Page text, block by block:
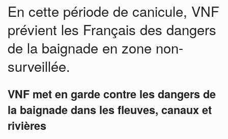
En cette période de canicule, VNF
prévient les Français des dangers
de la baignade en zone non-
surveillée.
VNF met en garde contre les dangers de
la baignade dans les fleuves, canaux et
rivières